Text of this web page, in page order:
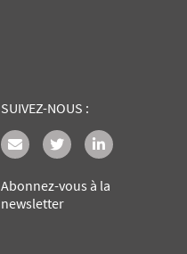
SUIVEZ-NOUS :
Abonnez-vous à la
newsletter